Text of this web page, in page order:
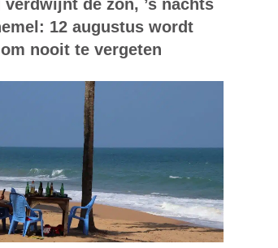
verdwijnt de zon, ’s nachts
12 augustus wordt
nooit te vergeten